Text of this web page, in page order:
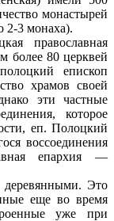
монастырей
2-3 монаха).
православная
более 80 церквей
епископ
храмов своей
эти частные
которое
еп. Полоцкий
воссо­единения
епархия —
деревянными. Это
еще во время
уже при